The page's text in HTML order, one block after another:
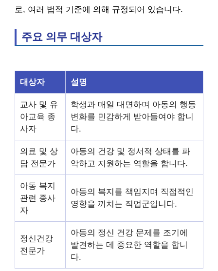
로, 여러 법적 기준에 의해 규정되어 있습니다.
주요 의무 대상자
대상자 설명
교사 및 유
아교육 종
사자
학생과 매일 대면하며 아동의 행동
변화를 민감하게 받아들여야 합니
다.
의료 및 상
담 전문가
아동의 건강 및 정서적 상태를 파
악하고 지원하는 역할을 합니다.
아동 복지
관련 종사
자
아동의 복지를 책임지며 직접적인
영향을 끼치는 직업군입니다.
정신건강
전문가
아동의 정신 건강 문제를 조기에
발견하는 데 중요한 역할을 합니
다.